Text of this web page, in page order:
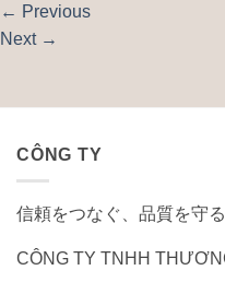
← Previous
Next →
CÔNG TY
信頼をつなぐ、品質を守る
CÔNG TY TNHH